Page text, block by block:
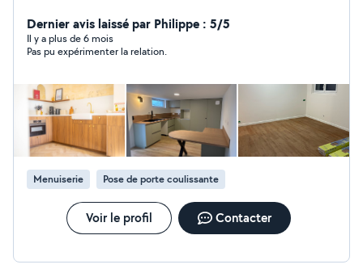
fonctionnelles Parquets massifs, contrecollés, stratifiés
et Vinyles Terrasses bois sur mesure Agencement et
menuiserie intérieure Chaque projet est réalisé avec
matériaux et des finitions. Un seul objectif : un rendu
propre, durable et esthétique Contactez-moi pour
échanger sur votre projet. Clément.
Dernier avis laissé par Philippe : 5/5
Il y a plus de 6 mois
Pas pu expérimenter la relation.
Menuiserie Pose de porte coulissante
Voir le profil Contacter